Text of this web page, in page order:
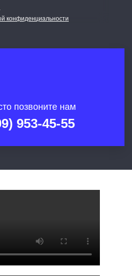
конфиденциальности
позвоните нам
953-45-55